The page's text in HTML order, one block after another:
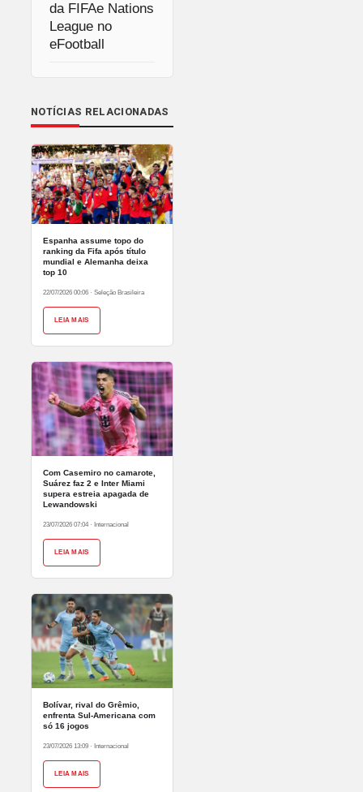
da FIFAe Nations
League no
eFootball
NOTÍCIAS RELACIONADAS
Espanha assume topo do
ranking da Fifa após título
mundial e Alemanha deixa
top 10
22/07/2026 00:06 · Seleção Brasileira
LEIA MAIS
Com Casemiro no camarote,
Suárez faz 2 e Inter Miami
supera estreia apagada de
Lewandowski
23/07/2026 07:04 · Internacional
LEIA MAIS
Bolívar, rival do Grêmio,
enfrenta Sul-Americana com
só 16 jogos
23/07/2026 13:09 · Internacional
LEIA MAIS